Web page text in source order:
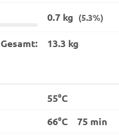
0.7 kg (5.3%)
Gesamt: 13.3 kg
55°C
66°C
75 min